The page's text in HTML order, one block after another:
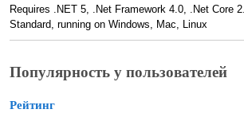
Requires .NET 5, .Net Framework 4.0, .Net Core
Standard, running on Windows, Mac, Linux
Популярность у пользователей
Рейтинг